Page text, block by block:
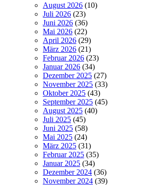
August 2026 (10)
Juli 2026 (23)
Juni 2026 (36)
Mai 2026 (22)
April 2026 (29)
März 2026 (21)
Februar 2026 (23)
Januar 2026 (34)
Dezember 2025 (27)
November 2025 (33)
Oktober 2025 (43)
September 2025 (45)
August 2025 (40)
Juli 2025 (45)
Juni 2025 (58)
Mai 2025 (24)
März 2025 (31)
Februar 2025 (35)
Januar 2025 (34)
Dezember 2024 (36)
November 2024 (39)